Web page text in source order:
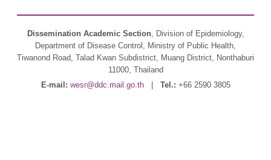
Dissemination Academic Section, Division of Epidemiology,
Department of Disease Control, Ministry of Public Health,
Tiwanond Road, Talad Kwan Subdistrict, Muang District, Nonthaburi
11000, Thailand
E-mail: wesr@ddc.mail.go.th| Tel.: +66 2590 3805